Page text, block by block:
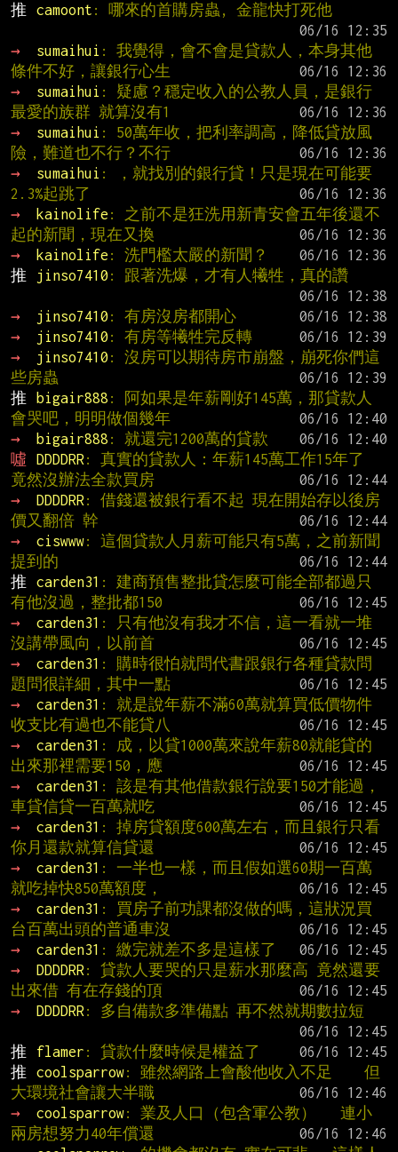
推
camoont : 哪來的首購房蟲, 金龍快打死他
→
sumaihui : 我覺得，會不會是貸款人，本身其他
條件不好，讓銀行心生
→
sumaihui : 疑慮？穩定收入的公教人員，是銀行
最愛的族群 就算沒有1
→
sumaihui : 50萬年收，把利率調高，降低貸放風
險，難道也不行？不行
→
sumaihui : ，就找別的銀行貸！只是現在可能要
2.3%起跳了
→
kainolife : 之前不是狂洗用新青安會五年後還不
起的新聞，現在又換
→
kainolife : 洗門檻太嚴的新聞？
推
jinso7410 : 跟著洗爆，才有人犧牲，真的讚
→
jinso7410 : 有房沒房都開心
→
jinso7410 : 有房等犧牲完反轉
→
jinso7410 : 沒房可以期待房市崩盤，崩死你們這
些房蟲
推
bigair888 : 阿如果是年薪剛好145萬，那貸款人
會哭吧，明明做個幾年
→
bigair888 : 就還完1200萬的貸款
噓
DDDDRR : 真實的貸款人：年薪145萬工作15年了
竟然沒辦法全款買房
→
DDDDRR : 借錢還被銀行看不起 現在開始存以後房
價又翻倍 幹
→
ciswww: 這個貸款人月薪可能只有5萬，之前新聞
提到的
推
carden31 : 建商預售整批貸怎麼可能全部都過只
有他沒過，整批都150
→
carden31 : 只有他沒有我才不信，這一看就一堆
沒講帶風向，以前首
→
carden31 : 購時很怕就問代書跟銀行各種貸款問
題問很詳細，其中一點
→
carden31 : 就是說年薪不滿60萬就算買低價物件
收支比有過也不能貸八
→
carden31 : 成，以貸1000萬來說年薪80就能貸的
出來那裡需要150，應
→
carden31 : 該是有其他借款銀行說要150才能過，
車貸信貸一百萬就吃
→
carden31 : 掉房貸額度600萬左右，而且銀行只看
你月還款就算信貸還
→
carden31 : 一半也一樣，而且假如選60期一百萬
就吃掉快850萬額度，
→
carden31 : 買房子前功課都沒做的嗎，這狀況買
台百萬出頭的普通車沒
→
carden31 : 繳完就差不多是這樣了
→
DDDDRR : 貸款人要哭的只是薪水那麼高 竟然還要
出來借 有在存錢的頂
→
DDDDRR : 多自備款多準備點 再不然就期數拉短
推
flamer : 貸款什麼時候是權益了
推
coolsparrow: 雖然網路上會酸他收入不足    但
大環境社會讓大半職
→
coolsparrow: 業及人口（包含軍公教）   連小
兩房想努力40年償還